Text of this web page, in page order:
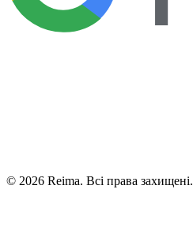
© 2026 Reima. Всі права захищені.